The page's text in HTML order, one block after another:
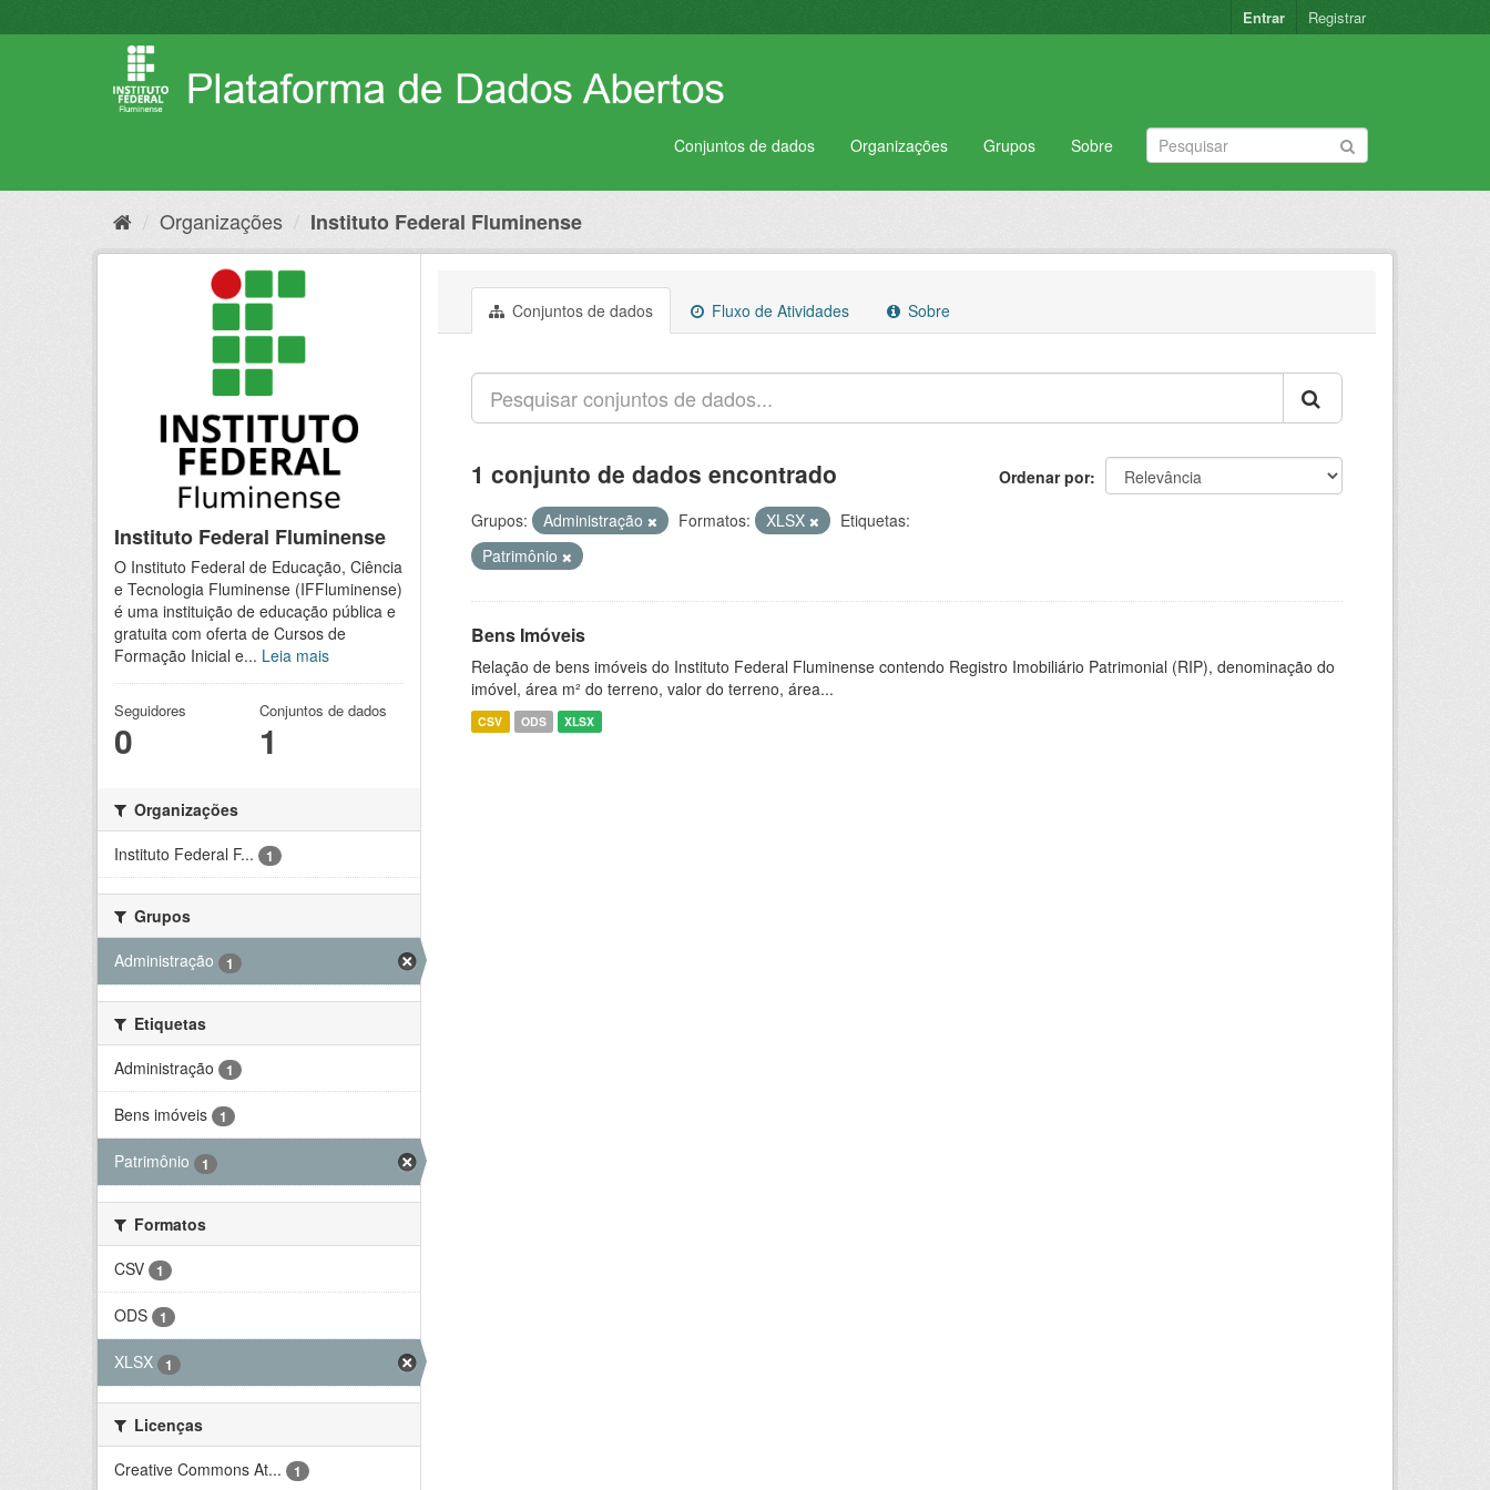
para
Entrar Registrar
Conjuntos de dados Organizações Grupos Sobre
Organizações Instituto Federal Fluminense
Instituto Federal Fluminense
O Instituto Federal de Educação, Ciência
e Tecnologia Fluminense (IFFluminense)
é uma instituição de educação pública e
gratuita com oferta de Cursos de
Formação Inicial e... Leia mais
Seguidores
0
Conjuntos de dados
1
Organizações
Instituto Federal F...
1
Grupos
Administração
1
Etiquetas
Administração
1
Bens imóveis 1
Patrimônio 1
Formatos
CSV
1
ODS 1
XLSX 1
Licenças
Creative Commons At...
1
Conjuntos de dados Fluxo de Atividades Sobre
Ordenar por
1 conjunto de dados encontrado
Grupos: Administração Formatos: XLSX
Etiquetas:
Patrimônio
Bens Imóveis
Relação de bens imóveis do Instituto Federal Fluminense contendo Registro Imobiliário Patrimonial (RIP), denominação do
imóvel, área m² do terreno, valor do terreno, área...
CSV ODS XLSX